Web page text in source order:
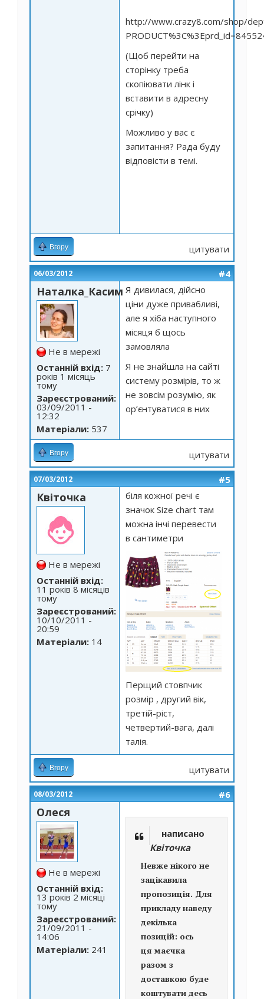
http://www.crazy8.com/shop/
(Щоб перейти на
сторінку треба
скопіювати лінк і
вставити в адресну
срічку)
Можливо у вас є
запитання? Рада буду
відповісти в темі.
Вгору цитувати
06/03/2012 #4
Наталка_Касим
Не в мережі
Останній вхід: 7
років 1 місяць
тому
Зареєстрований:
03/09/2011 -
12:32
Матеріали: 537
Я дивилася, дійсно
ціни дуже привабливі,
але я хіба наступного
місяця б щось
замовляла
Я не знайшла на сайті
систему розмірів, то ж
не зовсім розумію, як
ор’єнтуватися в них
Вгору цитувати
07/03/2012 #5
Квіточка
Не в мережі
Останній вхід:
11 років 8 місяців
тому
Зареєстрований:
10/10/2011 -
20:59
Матеріали: 14
біля кожної речі є
значок Size chart там
можна інчі перевести
в сантиметри
Перщий стовпчик
розмір , другий вік,
третій-ріст,
четвертий-вага, далі
талія.
Вгору цитувати
08/03/2012 #6
Олеся
Не в мережі
Останній вхід:
13 років 2 місяці
тому
Зареєстрований:
21/09/2011 -
14:06
Матеріали: 241
написано
Квіточка
Невже нікого не
зацікавила
пропозиція. Для
прикладу наведу
декілька
позицій: ось
ця маєчка
разом з
доставкою буде
коштувати десь